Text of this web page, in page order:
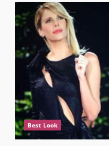
Best Look